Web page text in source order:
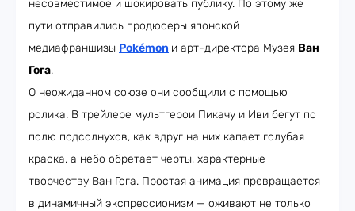
несовместимое и шокировать публику. По этому же
пути отправились продюсеры японской
медиафраншизы Pokémon и арт-директора Музея Ван
Гога.
О неожиданном союзе они сообщили с помощью
ролика. В трейлере мультгерои Пикачу и Иви бегут по
полю подсолнухов, как вдруг на них капает голубая
краска, а небо обретает черты, характерные
творчеству Ван Гога. Простая анимация превращается
в динамичный экспрессионизм — оживают не только